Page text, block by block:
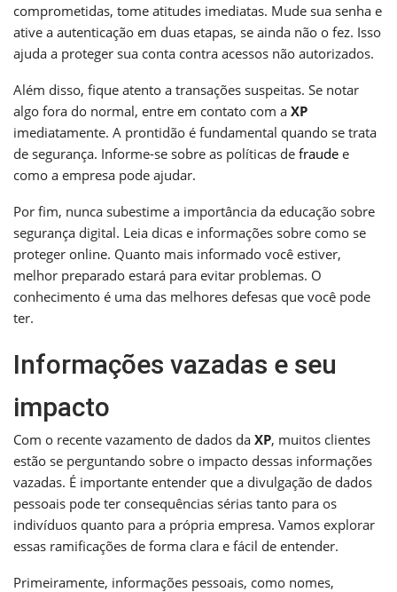
comprometidas, tome atitudes imediatas. Mude sua senha e
ative a autenticação em duas etapas, se ainda não o fez. Isso
ajuda a proteger sua conta contra acessos não autorizados.
Além disso, fique atento a transações suspeitas. Se notar
algo fora do normal, entre em contato com a XP
imediatamente. A prontidão é fundamental quando se trata
de segurança. Informe-se sobre as políticas de fraude e
como a empresa pode ajudar.
Por fim, nunca subestime a importância da educação sobre
segurança digital. Leia dicas e informações sobre como se
proteger online. Quanto mais informado você estiver,
melhor preparado estará para evitar problemas. O
conhecimento é uma das melhores defesas que você pode
ter.
Informações vazadas e seu
impacto
Com o recente vazamento de dados da XP, muitos clientes
estão se perguntando sobre o impacto dessas informações
vazadas. É importante entender que a divulgação de dados
pessoais pode ter consequências sérias tanto para os
indivíduos quanto para a própria empresa. Vamos explorar
essas ramificações de forma clara e fácil de entender.
Primeiramente, informações pessoais, como nomes,